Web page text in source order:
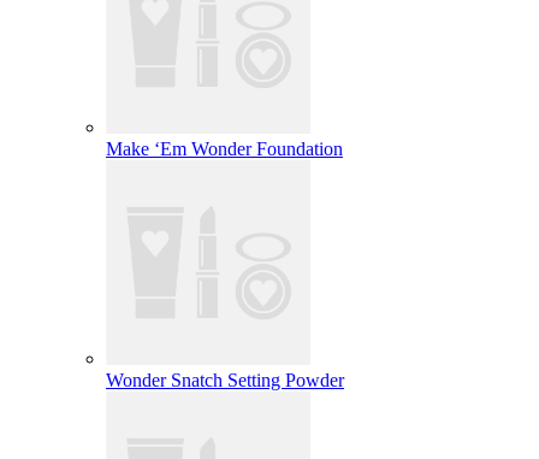
Make ‘Em Wonder Foundation
Wonder Snatch Setting Powder